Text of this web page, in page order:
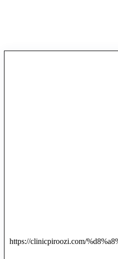
https://clinicpiroozi.com/